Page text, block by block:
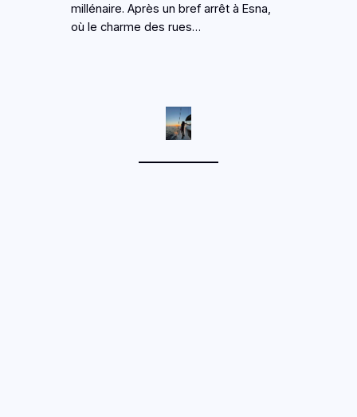
millénaire. Après un bref arrêt à Esna,
où le charme des rues…